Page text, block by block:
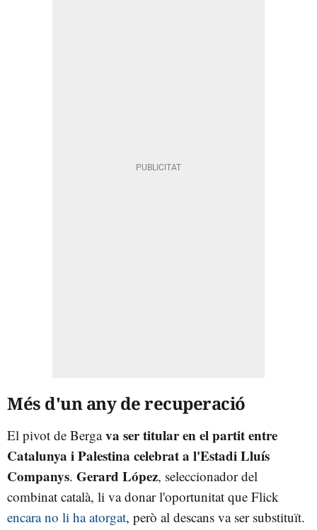
Més d'un any de recuperació
El pivot de Bergava ser titular en el partit entre
Catalunya i Palestina celebrat a l'Estadi Lluís
Companys. Gerard López, seleccionador del
combinat català, li va donar l'oportunitat que Flick
encara no li ha atorgat, però al descans va ser substituït.